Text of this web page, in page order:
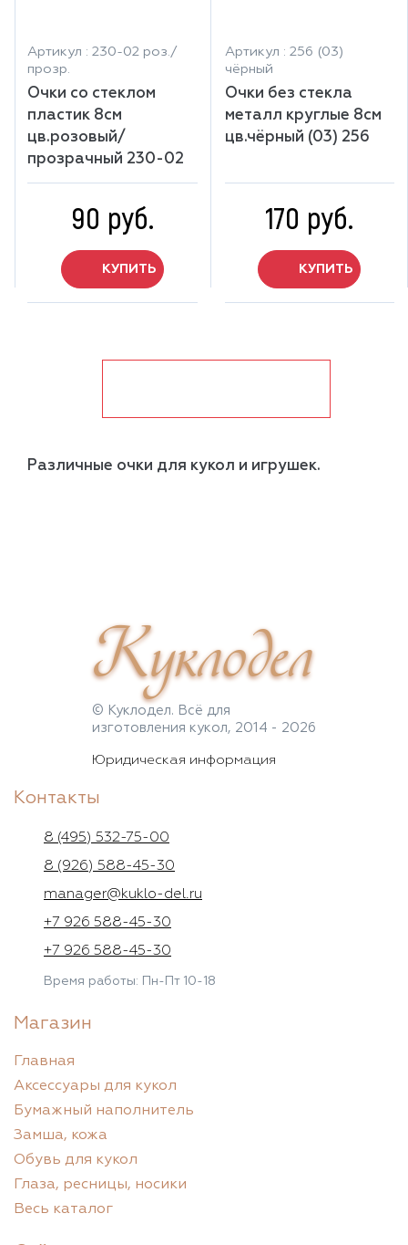
Артикул : 230-02 роз./
прозр.
Очки со стеклом
пластик 8см
цв.розовый/
прозрачный 230-02
90 руб.
КУПИТЬ
Артикул : 256 (03)
чёрный
Очки без стекла
металл круглые 8см
цв.чёрный (03) 256
170 руб.
КУПИТЬ
Различные очки для кукол и игрушек.
Куклодел
© Куклодел. Всё для
изготовления кукол, 2014 - 2026
Юридическая информация
Контакты
8 (495) 532-75-00
8 (926) 588-45-30
manager@kuklo-del.ru
+7 926 588-45-30
+7 926 588-45-30
Время работы: Пн-Пт 10-18
Магазин
Главная
Аксессуары для кукол
Бумажный наполнитель
Замша, кожа
Обувь для кукол
Глаза, ресницы, носики
Весь каталог